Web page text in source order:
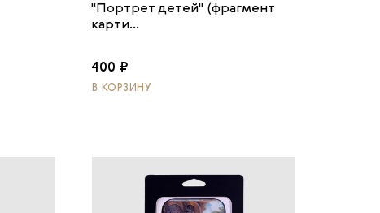
"Портрет детей" (фрагмент
карти...
400 ₽
В КОРЗИНУ